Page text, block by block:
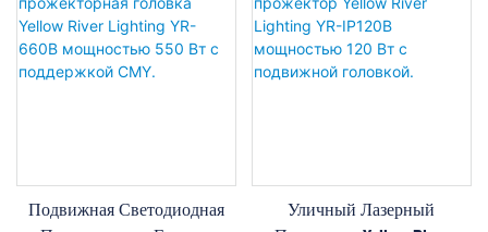
Подвижная Светодиодная
Уличный Лазерный